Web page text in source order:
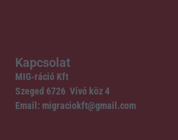
Kapcsolat
MIG-ráció Kft
Szeged 6726 Vívó köz 4
Email: migraciokft@gmail.com